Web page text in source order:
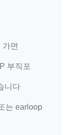
면
부직포
니다
는 earloop